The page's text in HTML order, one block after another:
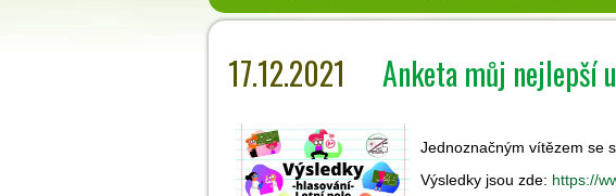
17.12.2021 Anketa můj nejlepší
Jednoznačným vítězem
Výsledky jsou zde: https://